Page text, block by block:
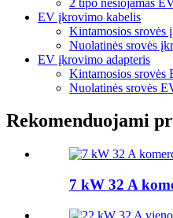
EV įkrovimo kabelis
Kintamosios srovės
Nuolatinės srovės
EV įkrovimo adapteris
Kintamosios srovės
Nuolatinės srovės
Rekomenduojami
7 kW 32 A